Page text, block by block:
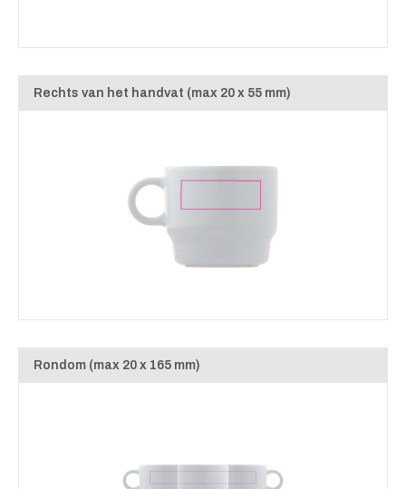
Rechts van het handvat (max 20 x 55 mm)
Rondom (max 20 x 165 mm)